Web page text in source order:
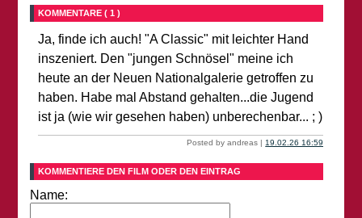
KOMMENTARE ( 1 )
Ja, finde ich auch! "A Classic" mit leichter Hand
inszeniert. Den "jungen Schnösel" meine ich
heute an der Neuen Nationalgalerie getroffen zu
haben. Habe mal Abstand gehalten...die Jugend
ist ja (wie wir gesehen haben) unberechenbar... ; )
Posted by andreas | 19.02.26 16:59
KOMMENTIERE DEN FILM ODER DEN EINTRAG
Name: